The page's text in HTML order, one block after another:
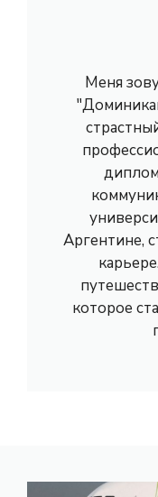
Меня
Аргентине,
которое